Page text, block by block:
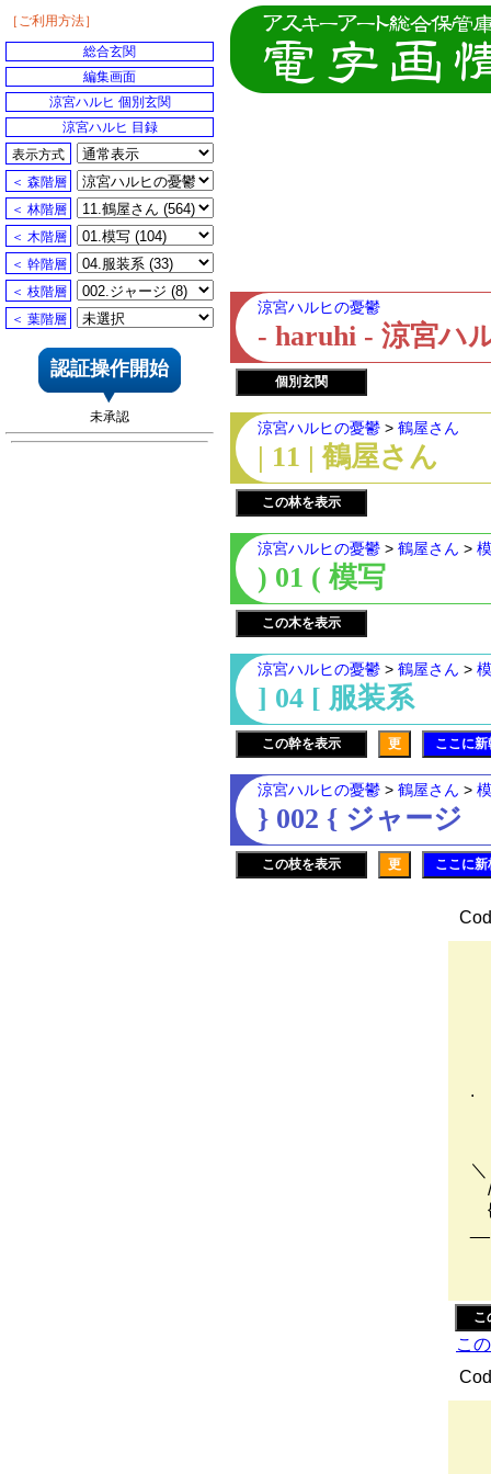
涼宮ハルヒの憂鬱
- haruhi - 涼宮ハ
個別玄関
涼宮ハルヒの憂鬱 > 鶴屋さん
| 11 | 鶴屋さん
この林を表示
涼宮ハルヒの憂鬱 > 鶴屋さん >
) 01 ( 模写
この木を表示
涼宮ハルヒの憂鬱 > 鶴屋さん >
] 04 [ 服装系
この幹を表示 更 ここに新
涼宮ハルヒの憂鬱 > 鶴屋さん >
} 002 { ジャージ
この枝を表示 更 ここに新
.
/
/
/
/
こ
こ
［ご利用方法］
総合玄関
編集画面
涼宮ハルヒ 個別玄関
涼宮ハルヒ 目録
表示方式
＜ 森階層
＜ 林階層
＜ 木階層
＜ 幹階層
＜ 枝階層
＜ 葉階層
認証操作開始
未承認